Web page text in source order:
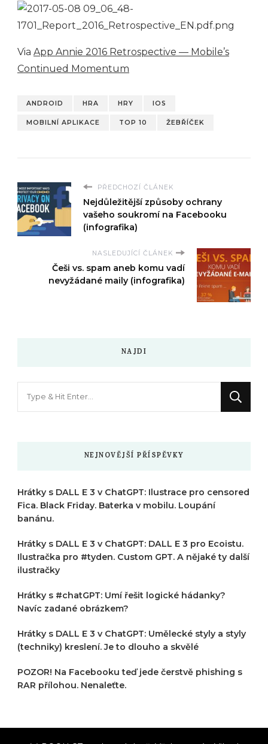
Via App Annie 2016 Retrospective — Mobile’s
Continued Momentum
ANDROID HRA HRY IOS
MOBILNÍ APLIKACE TOP 10 ŽEBŘÍČEK
PŘEDCHOZÍ ČLÁNEK
Nejdůležitější způsoby ochrany
vašeho soukromí na Facebooku
(infografika)
NASLEDUJÍCÍ ČLÁNEK
Češi vs. spam aneb komu vadí
nevyžádané maily (infografika)
NAJDI
NEJNOVĚJŠÍ PŘÍSPĚVKY
Hrátky s DALL E 3 v ChatGPT: Ilustrace pro censored
Fica. Black Friday. Baterka v mobilu. Loupání
banánu.
Hrátky s DALL E 3 v ChatGPT: DALL E 3 pro Ecoistu.
Ilustračka pro #tyden. Custom GPT. A nějaké ty další
ilustračky
Hrátky s #chatGPT: Umí řešit logické hádanky?
Navíc zadané obrázkem?
Hrátky s DALL E 3 v ChatGPT: Umělecké styly a styly
(techniky) kreslení. Je to dlouho a skvělé
POZOR! Na Facebooku teď jede čerstvě phishing s
RAR přílohou. Nenaleťte.